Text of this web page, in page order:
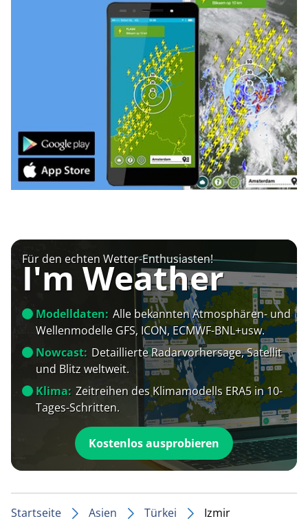
Für den echten Wetter-Enthusiasten!
I'm Weather
Modelldaten: Alle bekannten Atmosphären- und
Wellenmodelle GFS, ICON, ECMWF-BNL+usw.
Nowcast: Detaillierte Radarvorhersage, Satellit
und Blitz weltweit.
Klima: Zeitreihen des Klimamodells ERA5 in 10-
Tages-Schritten.
Kostenlos ausprobieren
Startseite Asien Türkei Izmir